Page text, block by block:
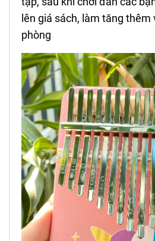
lên giá sách, làm tăng thêm
phòng